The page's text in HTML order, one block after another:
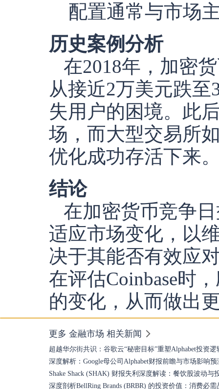
配置通常与市场
历史案例分析
在2018年，加密
从接近2万美元跌
失用户的困境。此
场，而大型交易所
优化成功存活下来
结论
在加密货币竞争
适应市场变化，以
决于其能否有效应
在评估Coinbase时
的变化，从而做出
更多 金融市场 相关新闻
超越华尔街共识：谷歌云“秘密目标”重塑Alphabet投资逻
深度解析：Google母公司Alphabet财报前瞻与市场影响预
Shake Shack (SHAK) 财报失利深度解读：餐饮股波动与
深度剖析BellRing Brands (BRBR) 的投资价值：消费必